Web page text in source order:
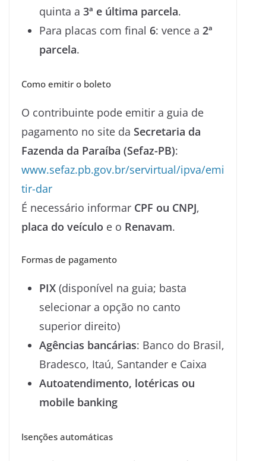
quinta a 3ª e última parcela.
Para placas com final 6: vence a 2ª
parcela.
Como emitir o boleto
O contribuinte pode emitir a guia de
pagamento no site da Secretaria da
Fazenda da Paraíba (Sefaz-PB):
www.sefaz.pb.gov.br/servirtual/ipva/emi
tir-dar
É necessário informar CPF ou CNPJ,
placa do veículo e o Renavam.
Formas de pagamento
PIX (disponível na guia; basta
selecionar a opção no canto
superior direito)
Agências bancárias: Banco do Brasil,
Bradesco, Itaú, Santander e Caixa
Autoatendimento, lotéricas ou
mobile banking
Isenções automáticas